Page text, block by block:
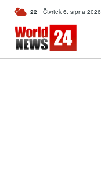
22 C Czech
Čtvrtek 6. srpna 2026